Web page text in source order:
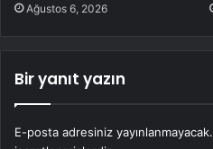
Ağustos 6, 2026
Bir yanıt yazın
E-posta adresiniz yayınlanmayacak.